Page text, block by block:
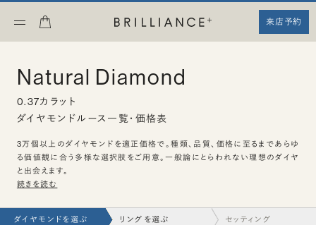
来店予約
Natural Diamond
0.37カラット
ダイヤモンドルース一覧・価格表
3万個以上のダイヤモンドを適正価格で。種類、品質、価格に至るまであらゆ
る価値観に合う多様な選択肢をご用意。一般論にとらわれない理想のダイヤ
と出会えます。
続きを読む
ダイヤモンドを選ぶ リングを選ぶ セッティング